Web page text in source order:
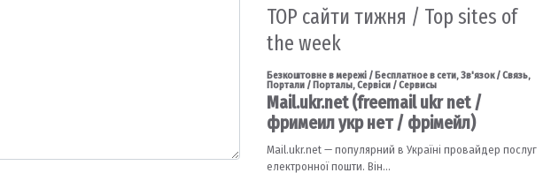
TOP сайти тижня / Top sites of
the week